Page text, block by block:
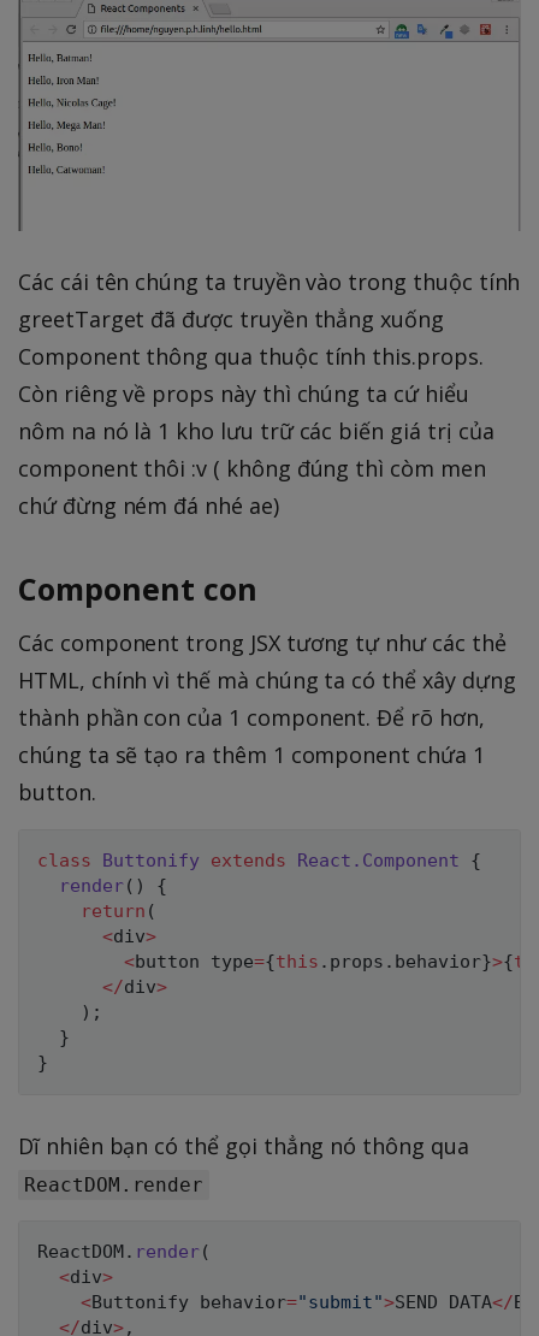
Các cái tên chúng ta truyền vào trong thuộc tính
greetTarget đã được truyền thẳng xuống
Component thông qua thuộc tính this.props.
Còn riêng về props này thì chúng ta cứ hiểu
nôm na nó là 1 kho lưu trữ các biến giá trị của
component thôi :v ( không đúng thì còm men
chứ đừng ném đá nhé ae)
Component con
Các component trong JSX tương tự như các thẻ
HTML, chính vì thế mà chúng ta có thể xây dựng
thành phần con của 1 component. Để rõ hơn,
chúng ta sẽ tạo ra thêm 1 component chứa 1
button.
class Buttonify extends React . Component
{
render( )
{
return (
<div>
<button type={this . props . behavior}>{
</div>
) ;
}
}
Dĩ nhiên bạn có thể gọi thẳng nó thông qua
ReactDOM.render
ReactDOM. render(
<div>
<Buttonify behavior="submit">SEND DATA</
</div>,